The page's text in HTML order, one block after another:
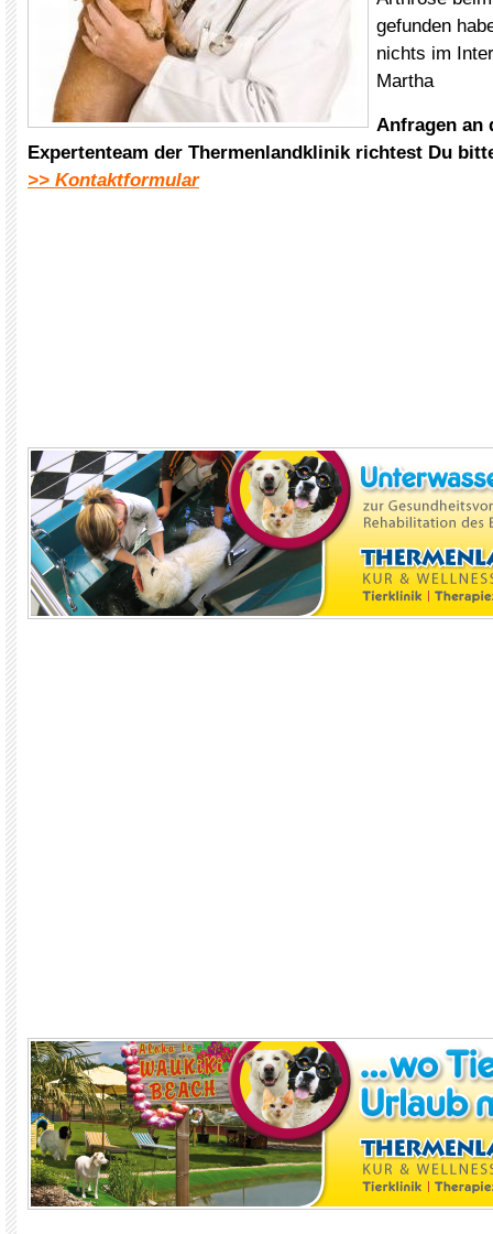
gefunden
nichts im
Martha
Anfragen an
Expertenteam der Thermenlandklinik richtest Du
>> Kontaktformular